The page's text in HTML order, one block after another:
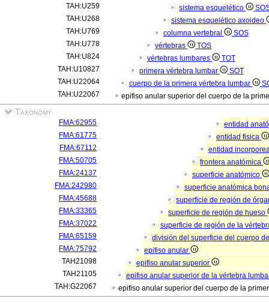
TAH:U259
sistema esquelético
TAH:U268
sistema esquelético axoideo
TAH:U769
columna vertebral
SOS
TAH:U778
vértebras
TOS
TAH:U824
vértebras lumbares
TOT
TAH:U10827
primera vértebra lumbar
SOT
TAH:U22064
cuerpo de la primera vértebra lumbar
TAH:U22067
epifiso anular superior del cuerpo de la
Taxonomy
FMA:62955
entidad
FMA:61775
entidad fisica
FMA:67112
entidad
FMA:50705
frontera anatómica
FMA:24137
superficie anatómico
FMA:242980
superficie anatómica
FMA:45688
superficie de región de
FMA:33365
superficie de región de hueso
FMA:37022
superficie de región de la
FMA:65159
división del superficie del cuerpo
FMA:75792
epifiso anular
TAH21098
epifiso anular superior
TAH21105
epifiso anular superior de la vértebra
TAH:G22067
epifiso anular superior del cuerpo de la